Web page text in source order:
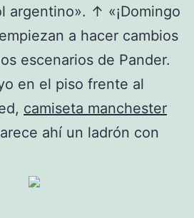
argentino». ↑ «¡Domingo
a hacer cambios
escenarios de Pander.
en el piso frente al
camiseta manchester
ahí un ladrón con